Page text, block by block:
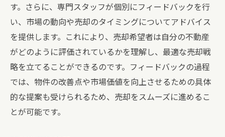
す。さらに、専門スタッフが個別にフィードバックを行
い、市場の動向や売却のタイミングについてアドバイス
を提供します。これにより、売却希望者は自分の不動産
がどのように評価されているかを理解し、最適な売却戦
略を立てることができるのです。フィードバックの過程
では、物件の改善点や市場価値を向上させるための具体
的な提案も受けられるため、売却をスムーズに進めるこ
とが可能です。